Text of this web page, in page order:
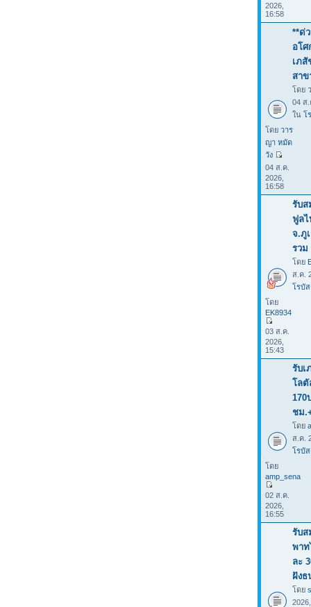
2026,
16:58
**ด่
อโ
เภสั
สาข
โดย
04 ส.
ใน โ
โดย วาร
ญา หมัด
วัง
04 ส.ค.
2026,
16:58
รับส
ฟูล
จ.ภู
รวม
โดย
ส.ค.
โรบั
โดย
EK8934
03 ส.ค.
2026,
15:43
รับเ
โลตั
170
ชม
โดย
ส.ค.
โรบั
โดย
amp_sena
02 ส.ค.
2026,
16:55
รับส
พาท
ละ
ฝังธ
โดย